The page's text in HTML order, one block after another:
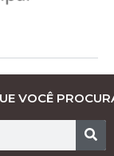
VOCÊ